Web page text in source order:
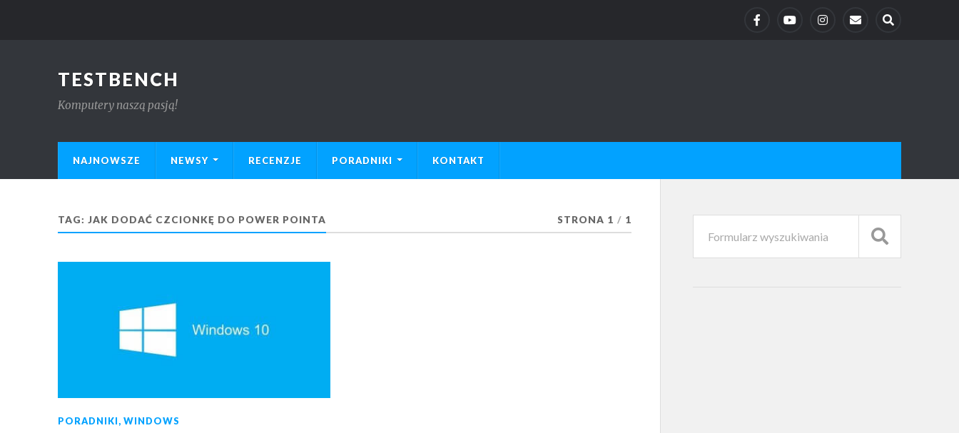
TESTBENCH
Komputery naszą pasją!
NAJNOWSZE NEWSY RECENZJE PORADNIKI KONTAKT
TAG: JAK DODAĆ CZCIONKĘ DO POWER POINTA STRONA 1 / 1
PORADNIKI, WINDOWS